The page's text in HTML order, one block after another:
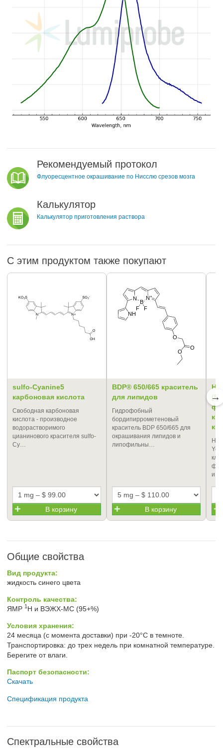
Рекомендуемый протокол
Флуоресцентное окрашивание по Нисслю срезов мозга
Калькулятор
Калькулятор приготовления раствора
С этим продуктом также покупают
sulfo-Cyanine5
карбоновая кислота
Свободная карбоновая
кислота - производное
водорастворимого
цианинового красителя sulfo-
Cy…
В корзину
BDP® 650/665 краситель
для липидов
Гидрофобный
бордипиррометеновый
краситель BDP 650/665 для
окрашивания липидов и
липофильны…
В корзину
и…
→
Общие свойства
Вид продукта:
жидкость синего цвета
Контроль качества:
ЯМР 1 H и ВЭЖХ-МС (95+%)
Условия хранения:
24 месяца (с момента доставки) при -20°C в темноте.
Транспортировка: до трех недель при комнатной температуре.
Берегите от влаги.
Паспорт безопасности:
Скачать
Спецификация продукта
Спектральные свойства